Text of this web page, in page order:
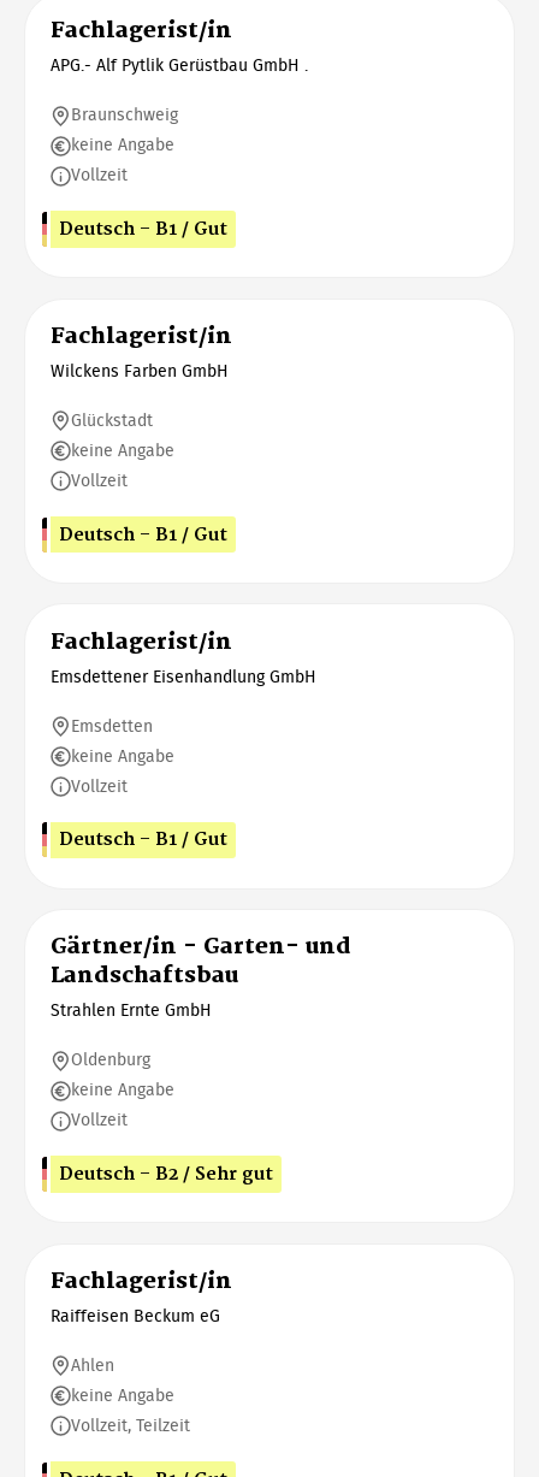
Fachlagerist/in
APG.- Alf Pytlik Gerüstbau GmbH .
Braunschweig
keine Angabe
Vollzeit
Deutsch - B1 / Gut
Fachlagerist/in
Wilckens Farben GmbH
Glückstadt
keine Angabe
Vollzeit
Deutsch - B1 / Gut
Fachlagerist/in
Emsdettener Eisenhandlung GmbH
Emsdetten
keine Angabe
Vollzeit
Deutsch - B1 / Gut
Gärtner/in - Garten- und
Landschaftsbau
Strahlen Ernte GmbH
Oldenburg
keine Angabe
Vollzeit
Deutsch - B2 / Sehr gut
Fachlagerist/in
Raiffeisen Beckum eG
Ahlen
keine Angabe
Vollzeit, Teilzeit